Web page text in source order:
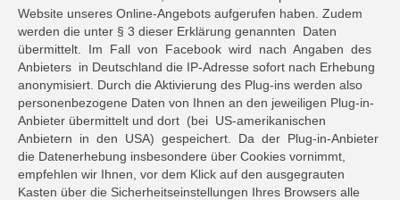
Website unseres Online-Angebots aufgerufen haben. Zudem
werden die unter § 3 dieser Erklärung genannten Daten
übermittelt. Im Fall von Facebook wird nach Angaben des
Anbieters in Deutschland die IP-Adresse sofort nach Erhebung
anonymisiert. Durch die Aktivierung des Plug-ins werden also
personenbezogene Daten von Ihnen an den jeweiligen Plug-in-
Anbieter übermittelt und dort (bei US-amerikanischen
Anbietern in den USA) gespeichert. Da der Plug-in-Anbieter
die Datenerhebung insbesondere über Cookies vornimmt,
empfehlen wir Ihnen, vor dem Klick auf den ausgegrauten
Kasten über die Sicherheitseinstellungen Ihres Browsers alle